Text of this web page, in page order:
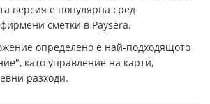
версия е популярна сред
сметки в Paysera.
определено е най-подходящото
като управление на карти,
разходи.